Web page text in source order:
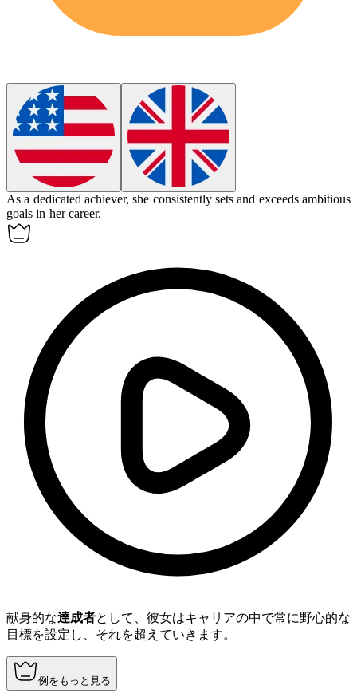
As a dedicated achiever, she consistently sets and exceeds ambitious
goals in her career.
献身的な達成者として、彼女はキャリアの中で常に野心的な
目標を設定し、それを超えていきます。
例をもっと見る